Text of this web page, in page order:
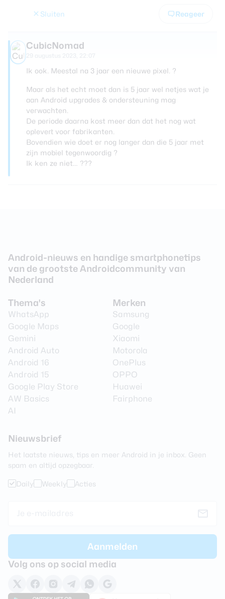
Sluiten Reageer
CubicNomad
Ik ook. Meestal na 3 jaar een nieuwe pixel. ?
Maar als het echt moet dan is 5 jaar wel netjes wat je
aan Android upgrades & ondersteuning mag
verwachten.
De periode daarna kost meer dan dat het nog wat
oplevert voor fabrikanten.
Bovendien wie doet er nog langer dan die 5 jaar met
zijn mobiel tegenwoordig ?
Ik ken ze niet… ???
Android-nieuws en handige smartphonetips
van de grootste Androidcommunity van
Nederland
Thema's
WhatsApp
Google Maps
Gemini
Android Auto
Android 16
Android 15
Google Play Store
AW Basics
AI
Merken
Samsung
Google
Xiaomi
Motorola
OnePlus
OPPO
Huawei
Fairphone
Nieuwsbrief
Het laatste nieuws, tips en meer Android in je inbox. Geen
spam en altijd opzegbaar.
Daily Weekly Acties
Volg ons op social media